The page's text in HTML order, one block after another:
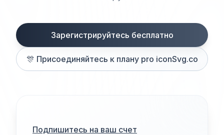
Зарегистрируйтесь бесплатно
🎊 Присоединяйтесь к плану pro iconSvg.co
Подпишитесь на ваш счет